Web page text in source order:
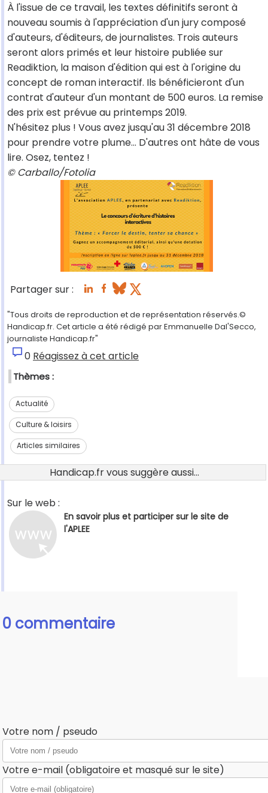
À l'issue de ce travail, les textes définitifs seront à
nouveau soumis à l'appréciation d'un jury composé
d'auteurs, d'éditeurs, de journalistes. Trois auteurs
seront alors primés et leur histoire publiée sur
Readiktion, la maison d'édition qui est à l'origine du
concept de roman interactif. Ils bénéficieront d'un
contrat d'auteur d'un montant de 500 euros. La remise
des prix est prévue au printemps 2019.
N'hésitez plus ! Vous avez jusqu'au 31 décembre 2018
pour prendre votre plume… D'autres ont hâte de vous
lire. Osez, tentez !
© Carballo/Fotolia
Partager sur :
"Tous droits de reproduction et de représentation réservés.©
Handicap.fr. Cet article a été rédigé par Emmanuelle Dal'Secco,
journaliste Handicap.fr"
0 Réagissez à cet article
Thèmes :
Actualité
Culture & loisirs
Articles similaires
Handicap.fr vous suggère aussi...
Sur le web :
En savoir plus et participer sur le site de
l'APLEE
0 commentaire
Votre nom / pseudo
Votre e-mail (obligatoire et masqué sur le site)